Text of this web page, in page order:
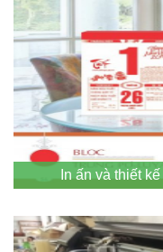
In ấn và thiết